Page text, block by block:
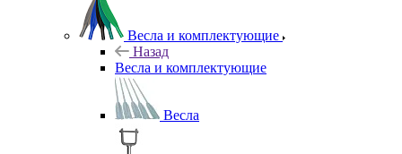
Весла и комплектующие
Назад
Весла и комплектующие
Весла